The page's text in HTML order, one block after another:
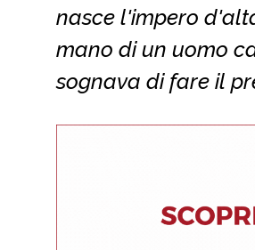
nasce l'impero
mano di un uomo
sognava di fare il